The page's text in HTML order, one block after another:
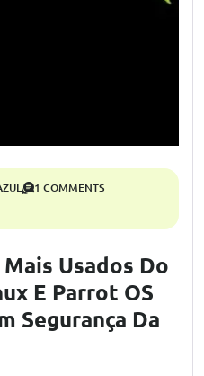
1 COMMENTS
Usados Do
E Parrot OS
Segurança Da